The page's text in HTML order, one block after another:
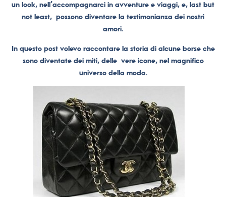
un look, nell’accompagnarci in avventure e viaggi, e, last but
not least, possono diventare la testimonianza dei nostri
amori.
In questo post volevo raccontare la storia di alcune borse che
sono diventate dei miti, delle vere icone, nel magnifico
universo della moda.